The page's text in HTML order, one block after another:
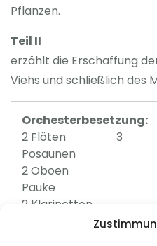
Pflanzen.
Teil II
erzählt die Erschaffung
Viehs und schließlich des
Orchesterbesetzung:
2 Flöten 3
Posaunen
2 Oboen
Pauke
2 Klarinetten